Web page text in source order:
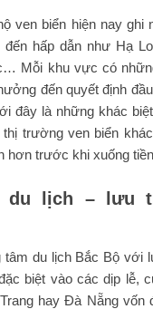
ven biển hiện nay ghi
đến hấp dẫn như Hạ
Mỗi khu vực có
đến quyết định
đây là những khác
trường ven biển
hơn trước khi xuống
du lịch – lưu
tâm du lịch Bắc Bộ với
biệt vào các dịp lễ,
hay Đà Nẵng vốn